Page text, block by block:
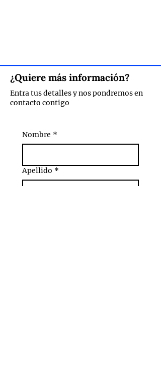
¿Quiere más información?
Entra tus detalles y nos pondremos en
contacto contigo
Nombre *
Apellido *